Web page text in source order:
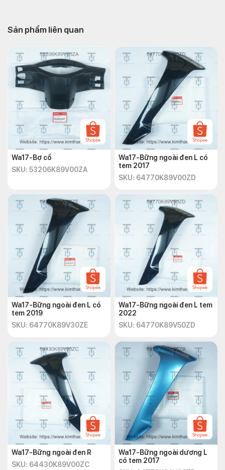
Sản phẩm liên quan
Wa17-Bợ cổ
SKU: 53206K89V00ZA
Wa17-Bững ngoài đen L có
tem 2017
SKU: 64770K89V00ZD
Wa17-Bững ngoài đen L có
tem 2019
SKU: 64770K89V30ZE
Wa17-Bững ngoài đen L tem
2022
SKU: 64770K89V50ZD
Wa17-Bững ngoài đen R
SKU: 64430K89V00ZC
Wa17-Bững ngoài dương L
có tem 2017